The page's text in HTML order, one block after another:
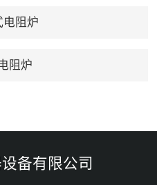
电阻炉
阻炉
备有限公司